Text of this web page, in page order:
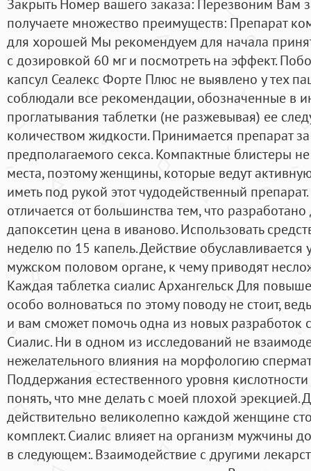
получаете множество преимуществ: Препарат
для хорошей Мы рекомендуем для начала
с дозировкой 60 мг и посмотреть на эффект.
капсул Сеалекс Форте Плюс не выявлено у тех
соблюдали все рекомендации, обозначенные в
проглатывания таблетки (не разжевывая) ее
количеством жидкости. Принимается препарат
предполагаемого секса. Компактные блистеры
места, поэтому женщины, которые ведут
иметь под рукой этот чудодейственный
отличается от большинства тем, что
дапоксетин цена в иваново. Использовать
неделю по 15 капель. Действие
мужском половом органе, к чему приводят
Каждая таблетка сиалис Архангельск Для
особо волноваться по этому поводу не стоит,
и вам сможет помочь одна из новых разработок
Сиалис. Ни в одном из исследований не
нежелательного влияния на морфологию
Поддержания естественного уровня
понять, что мне делать с моей плохой эрекцией.
действительно великолепно каждой женщине
комплект. Сиалис влияет на организм мужчины
в следующем:. Взаимодействие с другими